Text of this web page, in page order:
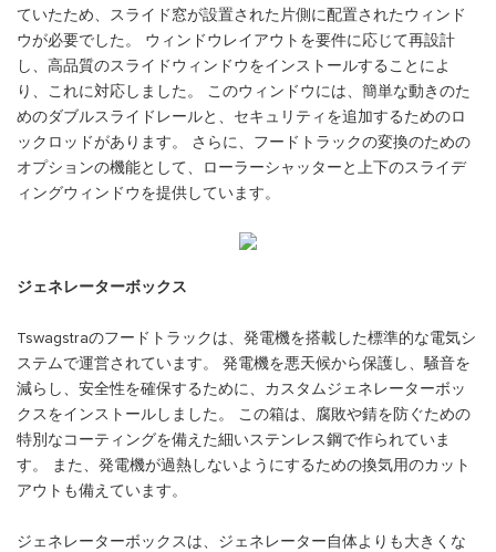
ていたため、スライド窓が設置された片側に配置されたウィンド
ウが必要でした。 ウィンドウレイアウトを要件に応じて再設計
し、高品質のスライドウィンドウをインストールすることによ
り、これに対応しました。 このウィンドウには、簡単な動きのた
めのダブルスライドレールと、セキュリティを追加するためのロ
ックロッドがあります。 さらに、フードトラックの変換のための
オプションの機能として、ローラーシャッターと上下のスライデ
ィングウィンドウを提供しています。
ジェネレーターボックス
Tswagstraのフードトラックは、発電機を搭載した標準的な電気シ
ステムで運営されています。 発電機を悪天候から保護し、騒音を
減らし、安全性を確保するために、カスタムジェネレーターボッ
クスをインストールしました。 この箱は、腐敗や錆を防ぐための
特別なコーティングを備えた細いステンレス鋼で作られていま
す。 また、発電機が過熱しないようにするための換気用のカット
アウトも備えています。
ジェネレーターボックスは、ジェネレーター自体よりも大きくな